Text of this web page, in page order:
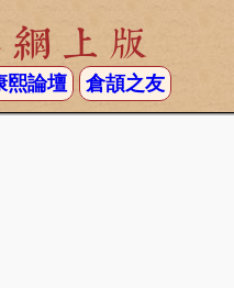
上版
熙論壇 倉頡之友